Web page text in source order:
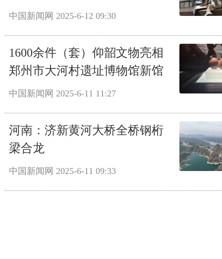
中国新闻网 2025-6-12 09:30
1600余件（套）仰韶文物亮相
郑州市大河村遗址博物馆新馆
中国新闻网 2025-6-11 11:27
河南：济新黄河大桥全桥钢桁
梁合龙
中国新闻网 2025-6-11 09:33